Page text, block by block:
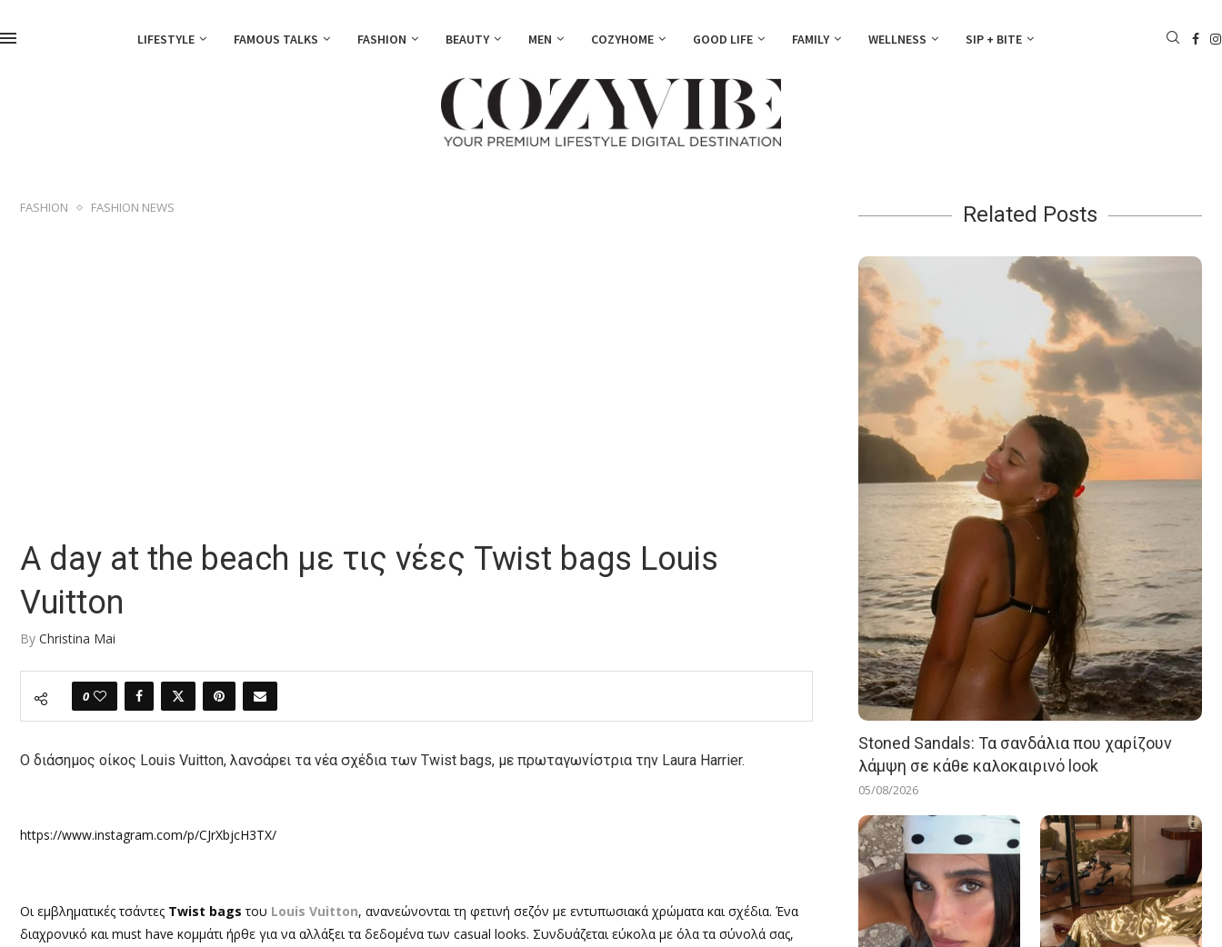
LIFESTYLE FAMOUS TALKS FASHION BEAUTY MEN COZYHOME GOOD LIFE FAMILY WELLNESS SIP + BITE
FASHION FASHION NEWS
A day at the beach με τις νέες Twist bags Louis
Vuitton
By Christina Mai
0
Ο διάσημος οίκος Louis Vuitton, λανσάρει τα νέα σχέδια των Twist bags, με πρωταγωνίστρια την Laura Harrier.
https://www.instagram.com/p/CJrXbjcH3TX/
Οι εμβληματικές τσάντες Twist bags του Louis Vuitton, ανανεώνονται τη φετινή σεζόν με εντυπωσιακά χρώματα και σχέδια. Ένα
διαχρονικό και must have κομμάτι ήρθε για να αλλάξει τα δεδομένα των casual looks. Συνδυάζεται εύκολα με όλα τα σύνολά σας,
Related Posts
Stoned Sandals: Τα σανδάλια που χαρίζουν
λάμψη σε κάθε καλοκαιρινό look
05/08/2026